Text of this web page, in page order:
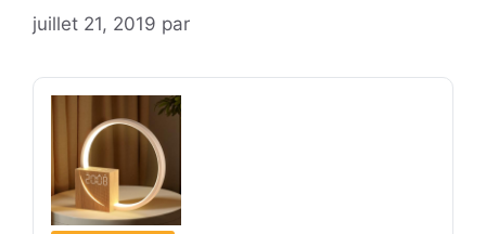
juillet 21, 2019 par